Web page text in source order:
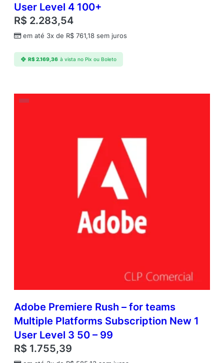
User Level 4 100+
R$ 2.283,54
em até 3x de R$ 761,18 sem juros
R$2.169,36 à vista no Pix ou Boleto
Adobe Premiere Rush – for teams
Multiple Platforms Subscription New 1
User Level 3 50 – 99
R$ 1.755,39